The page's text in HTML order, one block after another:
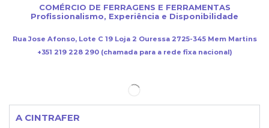
COMÉRCIO DE FERRAGENS E FERRAMENTAS
Profissionalismo, Experiência e Disponibilidade
Rua Jose Afonso, Lote C 19 Loja 2 Ouressa 2725-345 Mem Martins
+351 219 228 290 (chamada para a rede fixa nacional)
A CINTRAFER